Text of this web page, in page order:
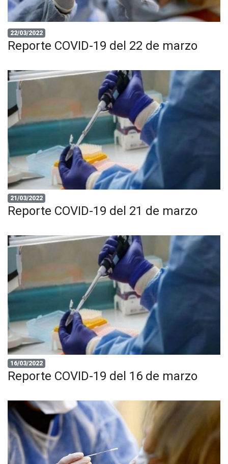
22/03/2022
Reporte COVID-19 del 22 de marzo
21/03/2022
Reporte COVID-19 del 21 de marzo
16/03/2022
Reporte COVID-19 del 16 de marzo